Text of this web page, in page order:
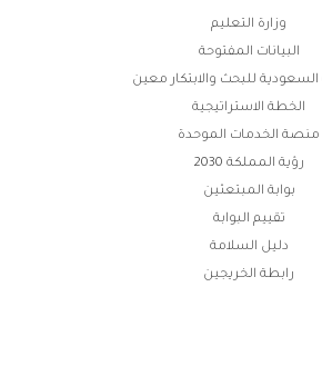
وزارة التعليم
البيانات المفتوحة
للبحث والابتكار معين
الخطة الاستراتيجية
الخدمات الموحدة
رؤية المملكة 2030
بوابة المبتعثين
تقييم البوابة
دليل السلامة
رابطة الخريجين